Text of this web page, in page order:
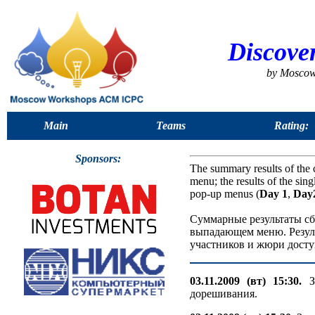
by
Main Teams Rating:
Sponsors:
The summary results of
menu; the results of the
pop-up menus (Day 1,
Суммарные результаты
выпадающем меню.
участников и жюри
03.11.2009 (вт) 15:30.
дорешивания.